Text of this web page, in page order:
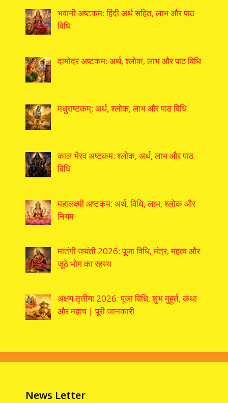
भवानी अष्टकम: हिंदी अर्थ सहित, लाभ और पाठ
विधि
दामोदर अष्टकम: अर्थ, श्लोक, लाभ और पाठ विधि
मधुराष्टकम्: अर्थ, श्लोक, लाभ और पाठ विधि
काल भैरव अष्टकम: श्लोक, अर्थ, लाभ और पाठ
विधि
महालक्ष्मी अष्टकम: अर्थ, विधि, लाभ, श्लोक और
नियम
मातंगी जयंती 2026: पूजा विधि, मंत्र, महत्व और
जूठे भोग का रहस्य
अक्षय तृतीया 2026: पूजा विधि, शुभ मुहूर्त, कथा
और महत्व | पूरी जानकारी
News Letter